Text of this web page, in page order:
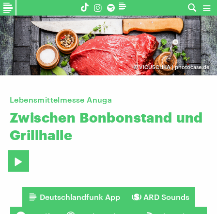
©VICUSCHKA | photocase.de
Lebensmittelmesse Anuga
Zwischen Bonbonstand und
Grillhalle
Deutschlandfunk App ARD Sounds